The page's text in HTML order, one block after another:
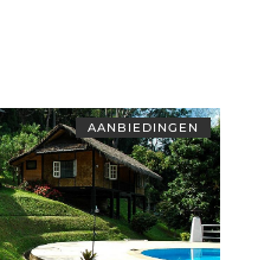
AANBIEDINGEN